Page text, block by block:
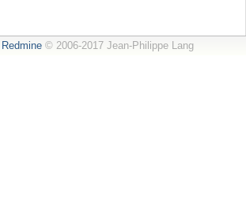
Redmine© 2006-2017 Jean-Philippe Lang